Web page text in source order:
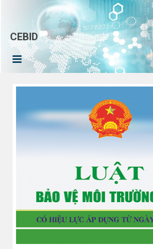
CEBID